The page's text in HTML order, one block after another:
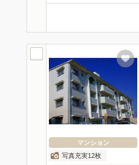
マンション
写真充実12枚